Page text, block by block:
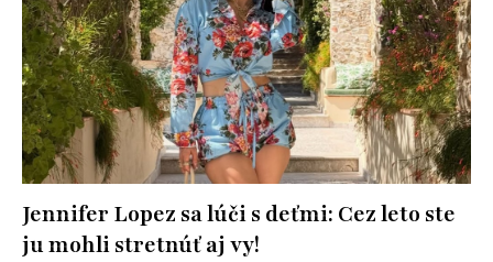
Jennifer Lopez sa lúči s deťmi: Cez leto ste
ju mohli stretnúť aj vy!